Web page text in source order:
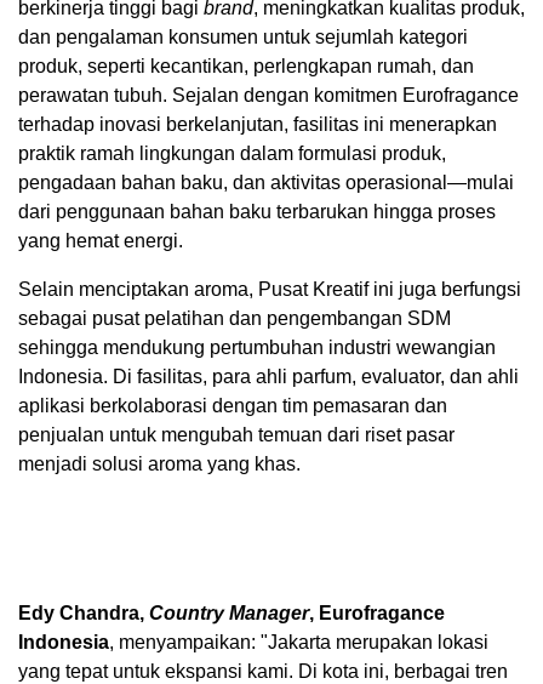
berkinerja tinggi bagi brand, meningkatkan kualitas produk,
dan pengalaman konsumen untuk sejumlah kategori
produk, seperti kecantikan, perlengkapan rumah, dan
perawatan tubuh. Sejalan dengan komitmen Eurofragance
terhadap inovasi berkelanjutan, fasilitas ini menerapkan
praktik ramah lingkungan dalam formulasi produk,
pengadaan bahan baku, dan aktivitas operasional—mulai
dari penggunaan bahan baku terbarukan hingga proses
yang hemat energi.
Selain menciptakan aroma, Pusat Kreatif ini juga berfungsi
sebagai pusat pelatihan dan pengembangan SDM
sehingga mendukung pertumbuhan industri wewangian
Indonesia. Di fasilitas, para ahli parfum, evaluator, dan ahli
aplikasi berkolaborasi dengan tim pemasaran dan
penjualan untuk mengubah temuan dari riset pasar
menjadi solusi aroma yang khas.
Edy Chandra, Country Manager, Eurofragance
Indonesia, menyampaikan: "Jakarta merupakan lokasi
yang tepat untuk ekspansi kami. Di kota ini, berbagai tren